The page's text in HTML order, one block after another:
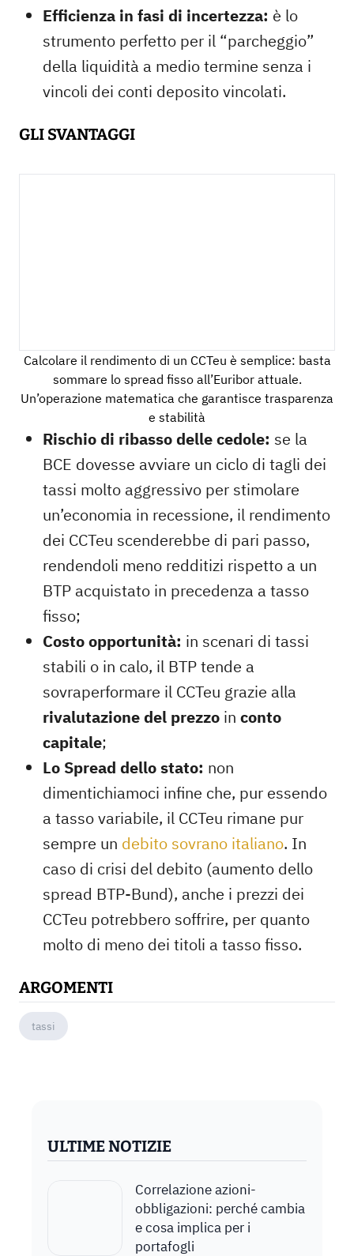
Efficienza in fasi di incertezza: è lo
strumento perfetto per il “parcheggio”
della liquidità a medio termine senza i
vincoli dei conti deposito vincolati.
GLI SVANTAGGI
Calcolare il rendimento di un CCTeu è semplice: basta
sommare lo spread fisso all’Euribor attuale.
Un’operazione matematica che garantisce trasparenza
e stabilità
Rischio di ribasso delle cedole: se la
BCE dovesse avviare un ciclo di tagli dei
tassi molto aggressivo per stimolare
un’economia in recessione, il rendimento
dei CCTeu scenderebbe di pari passo,
rendendoli meno redditizi rispetto a un
BTP acquistato in precedenza a tasso
fisso;
Costo opportunità: in scenari di tassi
stabili o in calo, il BTP tende a
sovraperformare il CCTeu grazie alla
rivalutazione del prezzo in conto
capitale;
Lo Spread dello stato: non
dimentichiamoci infine che, pur essendo
a tasso variabile, il CCTeu rimane pur
sempre un debito sovrano italiano. In
caso di crisi del debito (aumento dello
spread BTP-Bund), anche i prezzi dei
CCTeu potrebbero soffrire, per quanto
molto di meno dei titoli a tasso fisso.
ARGOMENTI
tassi
ULTIME NOTIZIE
Correlazione azioni-
obbligazioni: perché cambia
e cosa implica per i
portafogli